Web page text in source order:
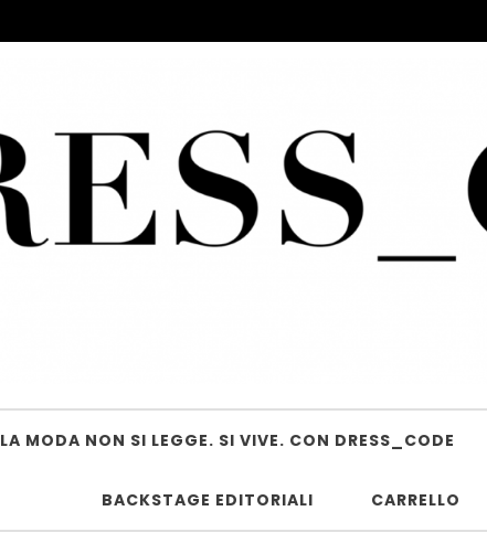
LA MODA NON SI LEGGE. SI VIVE. CON DRESS_CODE
BACKSTAGE EDITORIALI CARRELLO